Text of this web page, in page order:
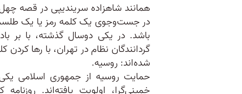
همانند شاهزاده سریندیپی در قصه
در جست‌وجوی یک کلمه رمز یا یک طلسم
باشد. در یکی دوسال گذشته، با بر
گردانندگان نظام در تهران، با رها
شده‌اند: روسیه.
حمایت روسیه از جمهوری اسلامی
خمینی‌گرا، اولویت یافته‌اند. روزنامه